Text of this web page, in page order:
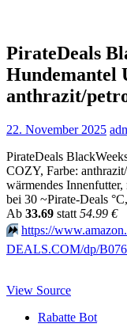
PirateDeals
Hundemantel
anthrazit/
22. November 2025
PirateDeals
COZY, Farbe:
wärmendes
bei 30 ~Pirate-Deals
Аb 33.69 statt 54.99 €
⏩️ https://
DEALS.COM/dp/
View Source
Rabatte Bot